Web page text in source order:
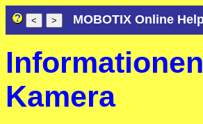
MOBOTIX Online
Kamera